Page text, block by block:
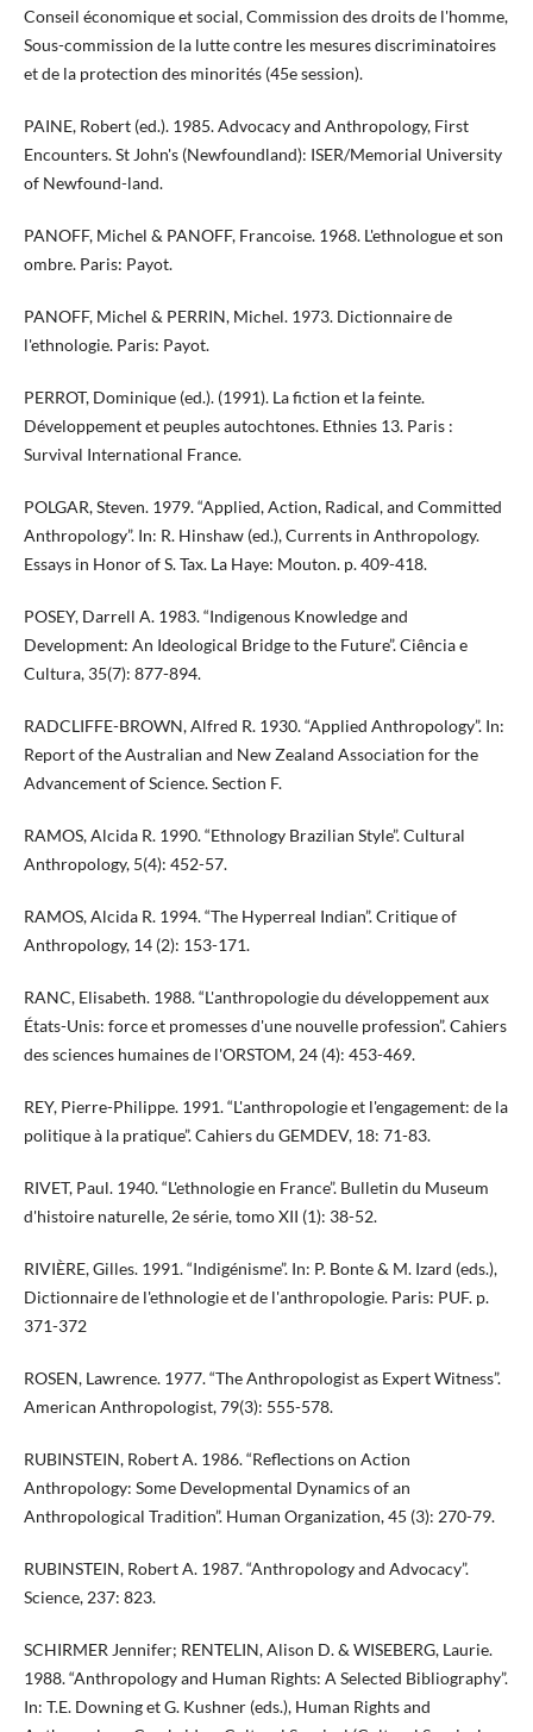
Conseil économique et social, Commission des droits de l'homme,
Sous-commission de la lutte contre les mesures discriminatoires
et de la protection des minorités (45e session).
PAINE, Robert (ed.). 1985. Advocacy and Anthropology, First
Encounters. St John's (Newfoundland): ISER/Memorial University
of Newfound-land.
PANOFF, Michel & PANOFF, Francoise. 1968. L'ethnologue et son
ombre. Paris: Payot.
PANOFF, Michel & PERRIN, Michel. 1973. Dictionnaire de
l'ethnologie. Paris: Payot.
PERROT, Dominique (ed.). (1991). La fiction et la feinte.
Développement et peuples autochtones. Ethnies 13. Paris :
Survival International France.
POLGAR, Steven. 1979. “Applied, Action, Radical, and Committed
Anthropology”. In: R. Hinshaw (ed.), Currents in Anthropology.
Essays in Honor of S. Tax. La Haye: Mouton. p. 409-418.
POSEY, Darrell A. 1983. “Indigenous Knowledge and
Development: An Ideological Bridge to the Future”. Ciência e
Cultura, 35(7): 877-894.
RADCLIFFE-BROWN, Alfred R. 1930. “Applied Anthropology”. In:
Report of the Australian and New Zealand Association for the
Advancement of Science. Section F.
RAMOS, Alcida R. 1990. “Ethnology Brazilian Style”. Cultural
Anthropology, 5(4): 452-57.
RAMOS, Alcida R. 1994. “The Hyperreal Indian”. Critique of
Anthropology, 14 (2): 153-171.
RANC, Elisabeth. 1988. “L'anthropologie du développement aux
États-Unis: force et promesses d'une nouvelle profession”. Cahiers
des sciences humaines de l'ORSTOM, 24 (4): 453-469.
REY, Pierre-Philippe. 1991. “L'anthropologie et l'engagement: de la
politique à la pratique”. Cahiers du GEMDEV, 18: 71-83.
RIVET, Paul. 1940. “L'ethnologie en France”. Bulletin du Museum
d'histoire naturelle, 2e série, tomo XII (1): 38-52.
RIVIÈRE, Gilles. 1991. “Indigénisme”. In: P. Bonte & M. Izard (eds.),
Dictionnaire de l'ethnologie et de l'anthropologie. Paris: PUF. p.
371-372
ROSEN, Lawrence. 1977. “The Anthropologist as Expert Witness”.
American Anthropologist, 79(3): 555-578.
RUBINSTEIN, Robert A. 1986. “Reflections on Action
Anthropology: Some Developmental Dynamics of an
Anthropological Tradition”. Human Organization, 45 (3): 270-79.
RUBINSTEIN, Robert A. 1987. “Anthropology and Advocacy”.
Science, 237: 823.
SCHIRMER Jennifer; RENTELIN, Alison D. & WISEBERG, Laurie.
1988. “Anthropology and Human Rights: A Selected Bibliography”.
In: T.E. Downing et G. Kushner (eds.), Human Rights and